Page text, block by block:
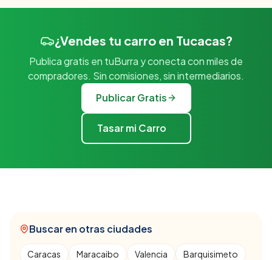
¿Vendes tu carro en Tucacas?
Publica gratis en tuBurra y conecta con miles de
compradores. Sin comisiones, sin intermediarios.
Publicar Gratis
Tasar mi Carro
Buscar en otras ciudades
Caracas Maracaibo Valencia Barquisimeto